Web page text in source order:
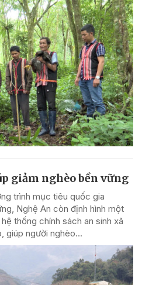
giảm nghèo bền vững
trình mục tiêu quốc gia
Nghệ An còn định hình một
thống chính sách an sinh xã
giúp người nghèo...